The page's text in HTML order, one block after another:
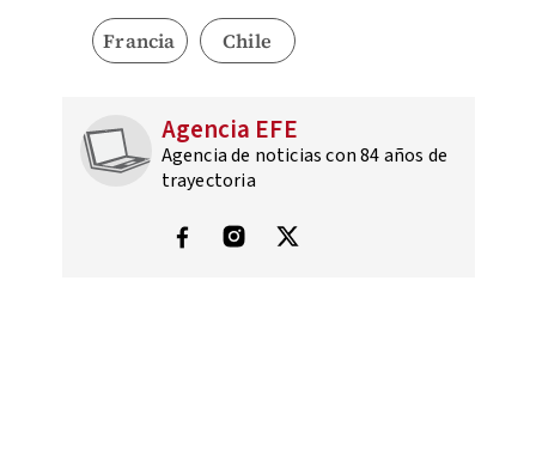
Francia Chile
Agencia EFE
Agencia de noticias con 84 años de
trayectoria